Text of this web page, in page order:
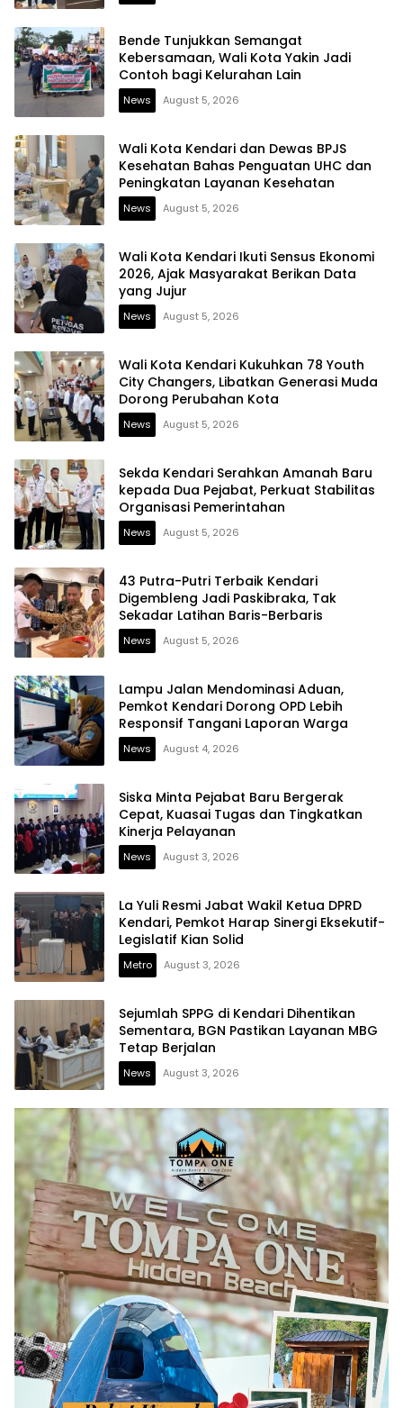
Bende Tunjukkan Semangat
Kebersamaan, Wali Kota Yakin Jadi
Contoh bagi Kelurahan Lain
News August 5, 2026
Wali Kota Kendari dan Dewas BPJS
Kesehatan Bahas Penguatan UHC dan
Peningkatan Layanan Kesehatan
News August 5, 2026
Wali Kota Kendari Ikuti Sensus Ekonomi
2026, Ajak Masyarakat Berikan Data
yang Jujur
News August 5, 2026
Wali Kota Kendari Kukuhkan 78 Youth
City Changers, Libatkan Generasi Muda
Dorong Perubahan Kota
News August 5, 2026
Sekda Kendari Serahkan Amanah Baru
kepada Dua Pejabat, Perkuat Stabilitas
Organisasi Pemerintahan
News August 5, 2026
43 Putra-Putri Terbaik Kendari
Digembleng Jadi Paskibraka, Tak
Sekadar Latihan Baris-Berbaris
News August 5, 2026
Lampu Jalan Mendominasi Aduan,
Pemkot Kendari Dorong OPD Lebih
Responsif Tangani Laporan Warga
News August 4, 2026
Siska Minta Pejabat Baru Bergerak
Cepat, Kuasai Tugas dan Tingkatkan
Kinerja Pelayanan
News August 3, 2026
La Yuli Resmi Jabat Wakil Ketua DPRD
Kendari, Pemkot Harap Sinergi Eksekutif-
Legislatif Kian Solid
Metro August 3, 2026
Sejumlah SPPG di Kendari Dihentikan
Sementara, BGN Pastikan Layanan MBG
Tetap Berjalan
News August 3, 2026